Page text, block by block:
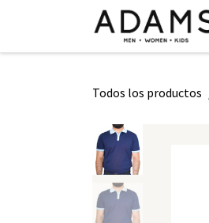
Todos los productos